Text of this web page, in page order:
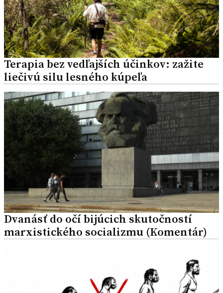
Terapia bez vedľajších účinkov: zažite
liečivú silu lesného kúpeľa
Dvanásť do očí bijúcich skutočností
marxistického socializmu (Komentár)